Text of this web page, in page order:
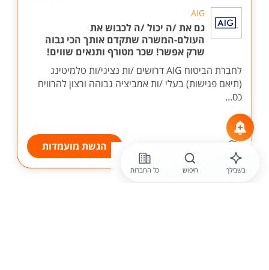
AIG
גם את /ה יכול /ה לכבוש את
העולם-המשרה שתקדם אותך הכי גבוה
שרק אפשר! שכר מטורף ותנאים שווים!
לחברת הביטוח AIG דרושים /ות נציגי/ות טלמיטינג
(תיאם פגישות) בעלי /ות אמביציה גבוהה ורצון להרוויח
כס...
הגשת מועמדות
בשבילך חיפוש כל החברות